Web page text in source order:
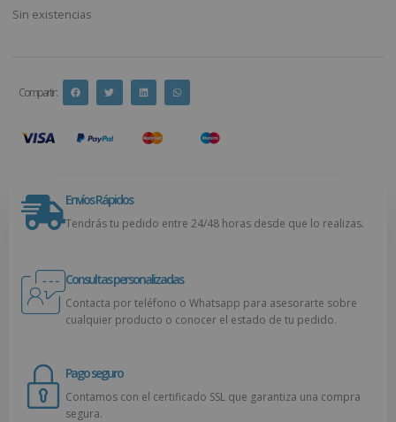
Sin existencias
Compartir :
Envíos Rápidos
Tendrás tu pedido entre 24/48 horas desde que lo realizas.
Consultas personalizadas
Contacta por teléfono o Whatsapp para asesorarte sobre
cualquier producto o conocer el estado de tu pedido.
Pago seguro
Contamos con el certificado SSL que garantiza una compra
segura.